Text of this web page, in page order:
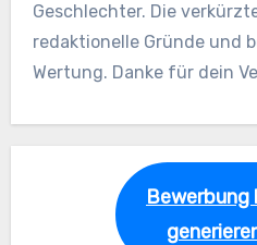
Geschlechter. Die
redaktionelle Gründe und
Wertung. Danke für dein
Bewerbung